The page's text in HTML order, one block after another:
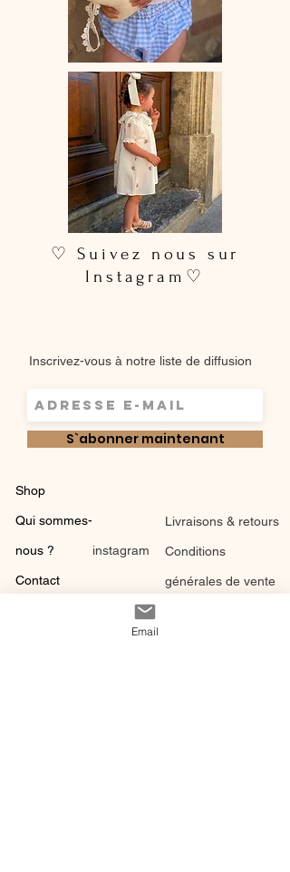
♡ Suivez nous sur
Instagram♡
Inscrivez-vous à notre liste de diffusion
S`abonner maintenant
Shop
Qui sommes-
nous ?
Contact
instagram
Livraisons & retours
Conditions
générales de vente
Email